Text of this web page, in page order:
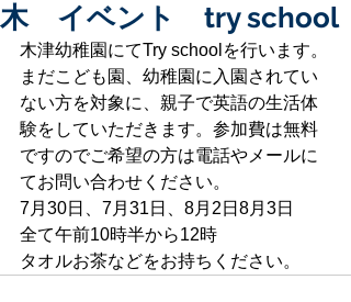
木 イベント try school
木津幼稚園にてTry schoolを行います。
まだこども園、幼稚園に入園されてい
ない方を対象に、親子で英語の生活体
験をしていただきます。参加費は無料
ですのでご希望の方は電話やメールに
てお問い合わせください。
7月30日、7月31日、8月2日8月3日
全て午前10時半から12時
タオルお茶などをお持ちください。